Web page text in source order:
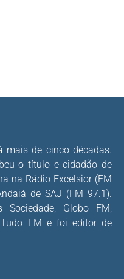
mais de cinco décadas.
o título e cidadão de
na Rádio Excelsior (FM
de SAJ (FM 97.1).
Sociedade, Globo FM,
Tudo FM e foi editor de